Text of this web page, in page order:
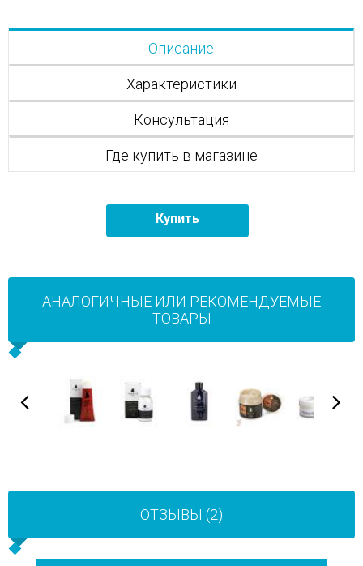
Описание
Характеристики
Консультация
Где купить в магазине
Купить
АНАЛОГИЧНЫЕ ИЛИ РЕКОМЕНДУЕМЫЕ
ТОВАРЫ
ОТЗЫВЫ (2)